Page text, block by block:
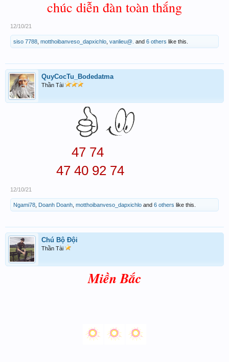
chúc diễn đàn toàn thắng
12/10/21
siso 7788 motthoibanveso_dapxichlo vanlieu@. and 6 others like this.
QuyCocTu_Bodedatma
Thần Tài
47 74
47 40 92 74
12/10/21
Ngami78 Doanh Doanh motthoibanveso_dapxichlo and 6 others like this.
Chú Bộ Đội
Thần Tài
Miền Bắc